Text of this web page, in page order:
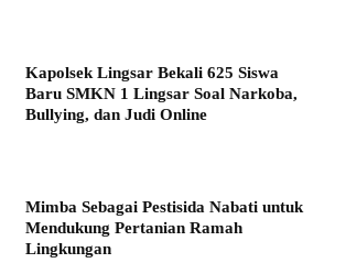
Kapolsek Lingsar Bekali 625 Siswa
Baru SMKN 1 Lingsar Soal Narkoba,
Bullying, dan Judi Online
Mimba Sebagai Pestisida Nabati untuk
Mendukung Pertanian Ramah
Lingkungan